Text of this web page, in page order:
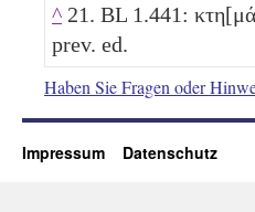
^ 21. BL 1.441:
prev. ed.
Haben Sie Fragen oder
Impressum Datenschutz